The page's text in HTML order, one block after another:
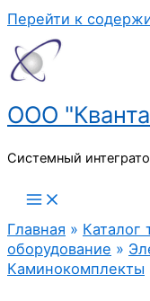
Перейти к
ООО
Системный
Главная » Каталог
оборудование »
Каминокомплекты